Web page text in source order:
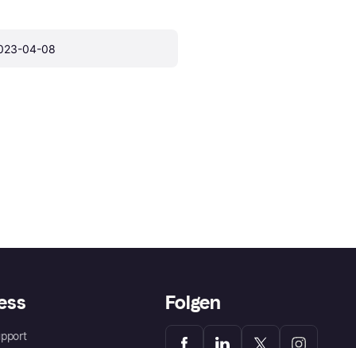
04-08
Folgen